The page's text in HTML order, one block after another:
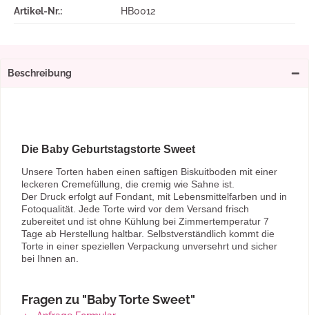
Artikel-Nr.: HB0012
Beschreibung
Die Baby Geburtstagstorte Sweet
Unsere Torten haben einen saftigen Biskuitboden mit einer
leckeren Cremefüllung, die cremig wie Sahne ist.
Der Druck erfolgt auf Fondant, mit Lebensmittelfarben und in
Fotoqualität. Jede Torte wird vor dem Versand frisch
zubereitet und ist ohne Kühlung bei Zimmertemperatur 7
Tage ab Herstellung haltbar. Selbstverständlich kommt die
Torte in einer speziellen Verpackung unversehrt und sicher
bei Ihnen an.
Fragen zu "Baby Torte Sweet"